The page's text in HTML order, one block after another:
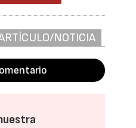
NOTICIA